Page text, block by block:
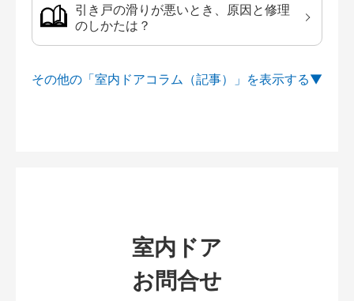
引き戸の滑りが悪いとき、原因と修理
のしかたは？
その他の「室内ドアコラム（記事）」を
室内ドア
お問合せ